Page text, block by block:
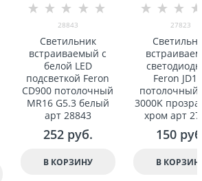
28843
Светильник
встраиваемый с
белой LED
подсветкой Feron
CD900 потолочный
MR16 G5.3 белый
арт 28843
252 руб.
В КОРЗИНУ
27823
Feron
потолочный
3000K
хром арт
150
В